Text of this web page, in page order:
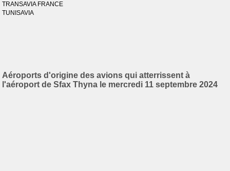
TRANSAVIA FRANCE
TUNISAVIA
Aéroports d'origine des avions qui atterrissent à
l'aéroport de Sfax Thyna le mercredi 11 septembre 2024